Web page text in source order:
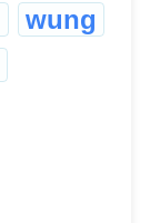
wung